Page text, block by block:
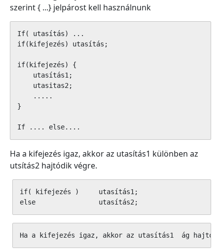
szerint { ...} jelpárost kell használnunk
If( utasítás) ...
if(kifejezés) utasítás;
if(kifejezés) {
    utasítás1;
    utasitas2;
    .....
}
If .... else....
Ha a kifejezés igaz, akkor az utasítás1 különben az
utsítás2 hajtódik végre.
if( kifejezés )     utasítás1;
else                utasítás2;